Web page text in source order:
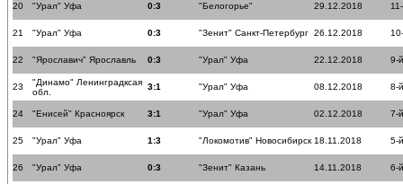
20 "Урал" Уфа 0:3 "Белогорье" 29.12.2018
21 "Урал" Уфа 0:3 "Зенит" Санкт-Петербург 26.12.2018
22 "Ярославич" Ярославль 0:3 "Урал" Уфа 22.12.2018 9-
23
"Динамо" Ленинградксая
обл.
3:1 "Урал" Уфа 08.12.2018 8-
24 "Енисей" Красноярск 3:1 "Урал" Уфа 02.12.2018 7-
25 "Урал" Уфа 1:3 "Локомотив" Новосибирск 18.11.2018 5-
26 "Урал" Уфа 0:3 "Зенит" Казань 14.11.2018 6-